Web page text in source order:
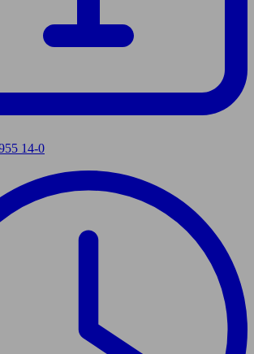
14-0